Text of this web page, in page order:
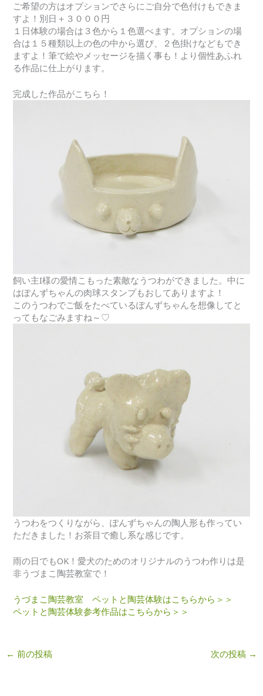
ご希望の方はオプションでさらにご自分で色付けもできま
すよ！別日＋３０００円
１日体験の場合は３色から１色選べます。オプションの場
合は１５種類以上の色の中から選び、２色掛けなどもでき
ますよ！筆で絵やメッセージを描く事も！より個性あふれ
る作品に仕上がります。
完成した作品がこちら！
飼い主I様の愛情こもった素敵なうつわができました。中に
はぽんずちゃんの肉球スタンプもおしてありますよ！
このうつわでご飯をたべているぽんずちゃんを想像してと
ってもなごみますね～♡
うつわをつくりながら、ぽんずちゃんの陶人形も作ってい
ただきました！お茶目で癒し系な感じです。
雨の日でもOK！愛犬のためのオリジナルのうつわ作りは是
非うづまこ陶芸教室で！
うづまこ陶芸教室 ペットと陶芸体験はこちらから＞＞
ペットと陶芸体験参考作品はこちらから＞＞
← 前の投稿 次の投稿 →